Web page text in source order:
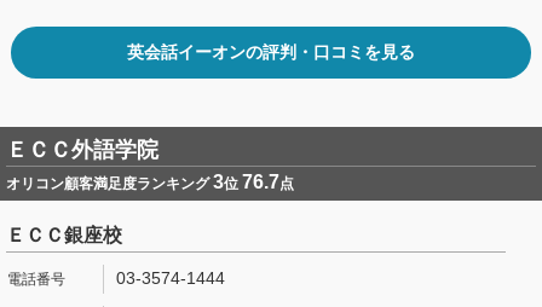
英会話イーオンの評判・口コミを見る
ＥＣＣ外語学院
オリコン顧客満足度ランキング3位 76.7点
ＥＣＣ銀座校
03-3574-1444